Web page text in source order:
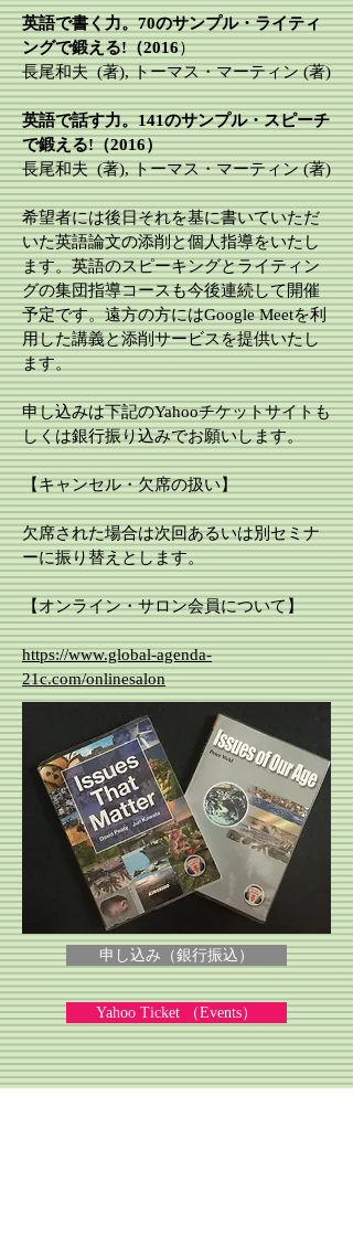
英語で書く力。70のサンプル・ライティ
ングで鍛える!（2016）
長尾和夫 (著), トーマス・マーティン (著)
英語で話す力。141のサンプル・スピーチ
で鍛える!（2016）
長尾和夫 (著), トーマス・マーティン (著)
希望者には後日それを基に書いていただ
いた英語論文の添削と個人指導をいたし
ます。英語のスピーキングとライティン
グの集団指導コースも今後連続して開催
予定です。遠方の方にはGoogle Meetを利
用した講義と添削サービスを提供いたし
ます。
申し込みは下記のYahooチケットサイトも
しくは銀行振り込みでお願いします。
【キャンセル・欠席の扱い】
欠席された場合は次回あるいは別セミナ
ーに振り替えとします。
【オンライン・サロン会員について】
https://www.global-agenda-
21c.com/onlinesalon
申し込み（銀行振込）
Yahoo Ticket （Events）